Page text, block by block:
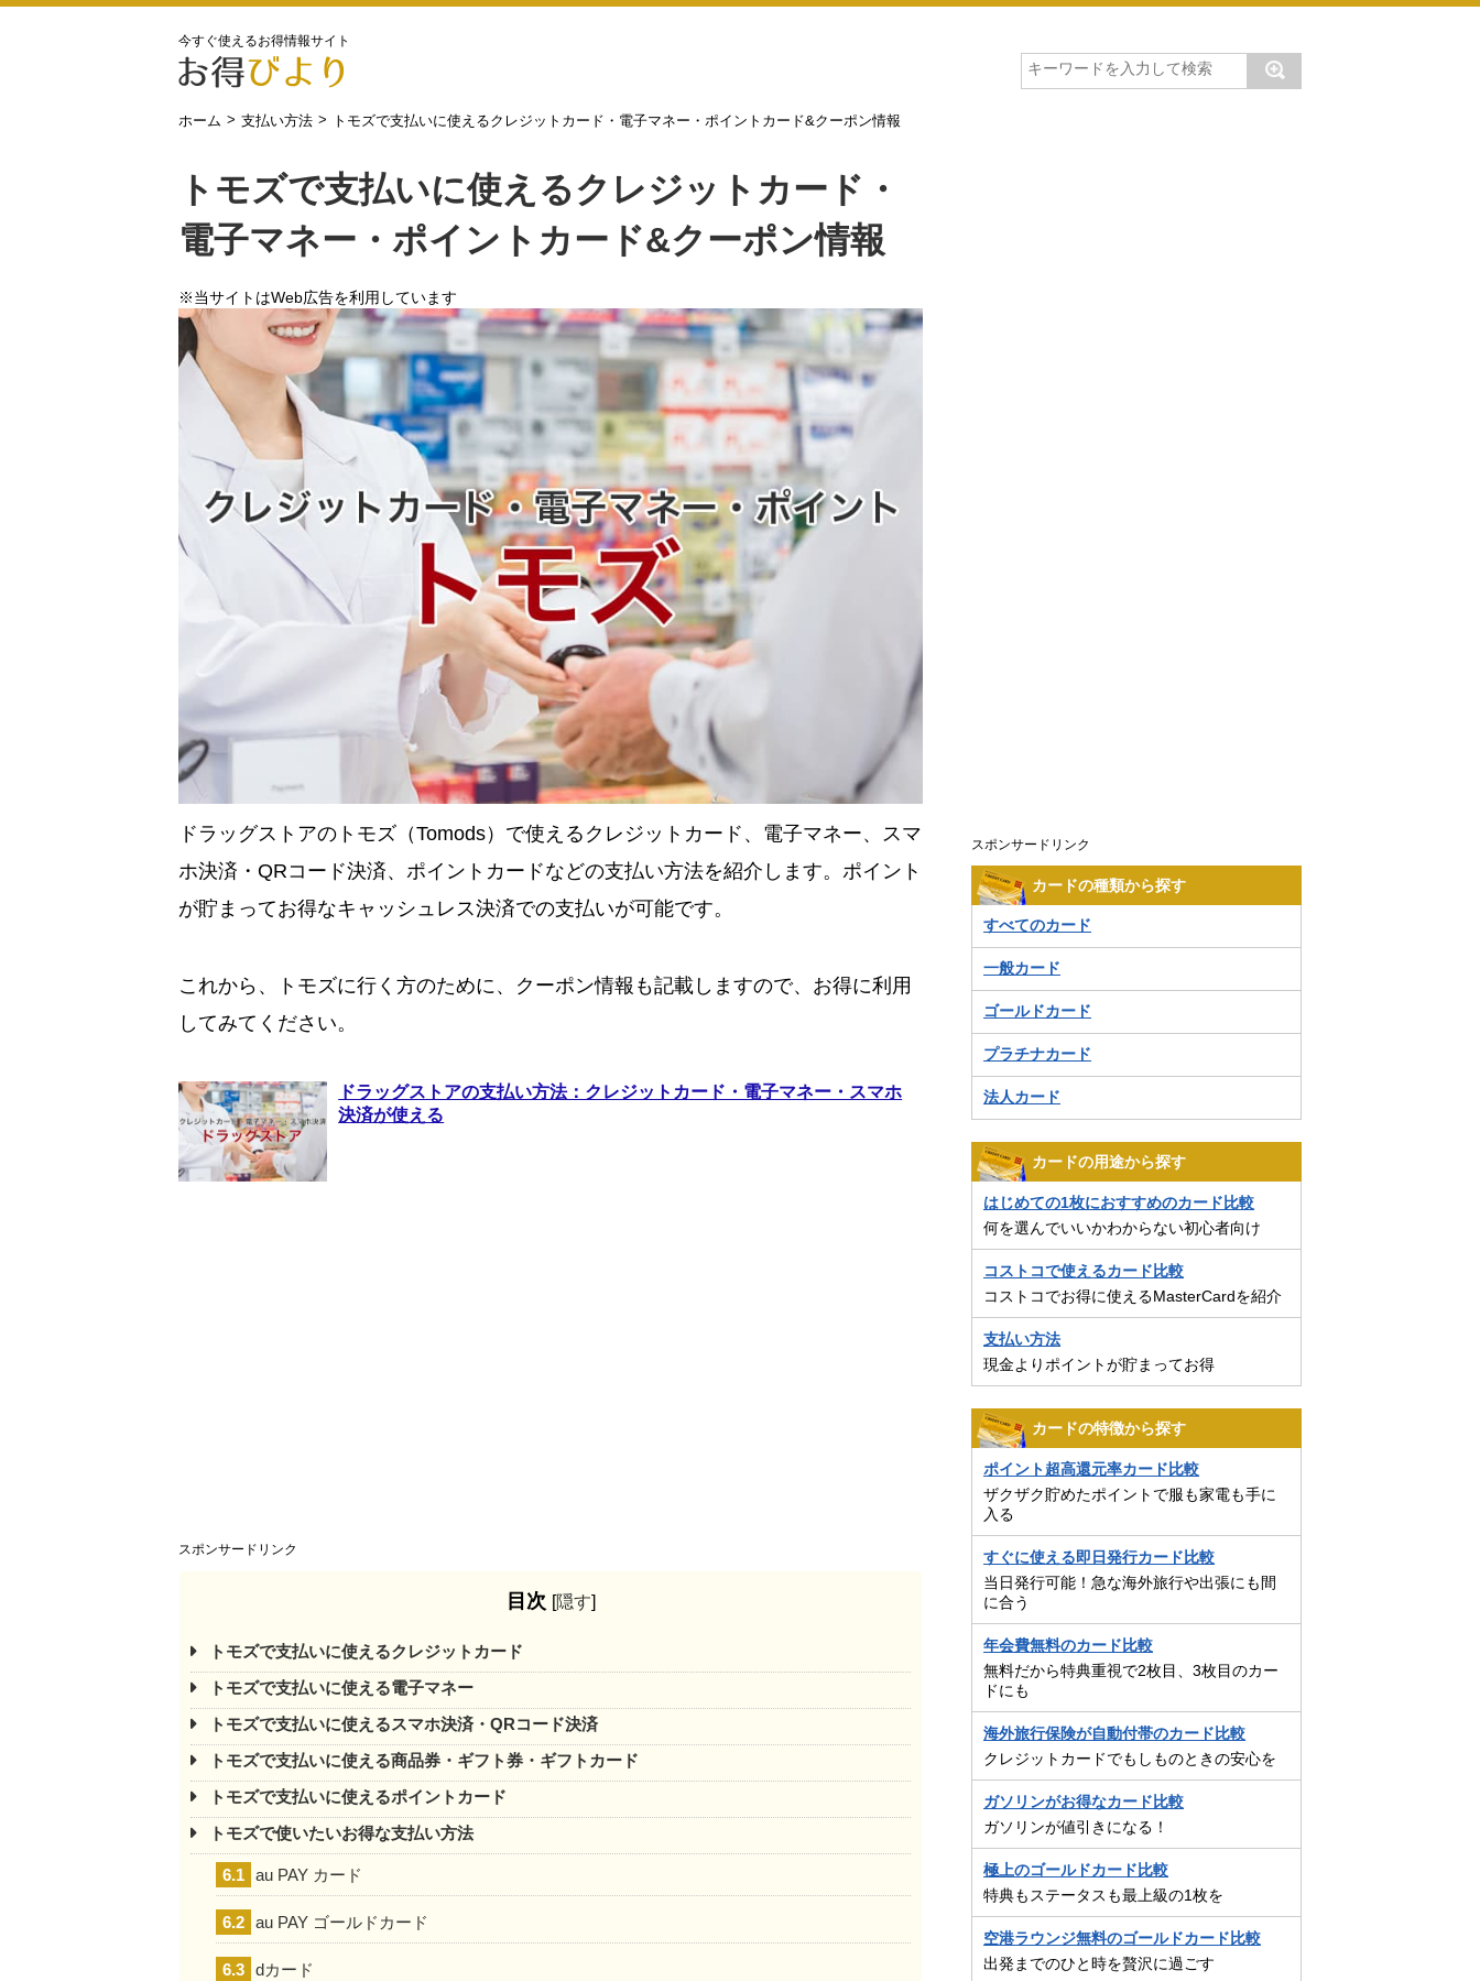
今すぐ使えるお得情報サイト
ホーム > 支払い方法 > トモズで支払いに使えるクレジットカード・電子マネー・ポイントカード&クーポン情報
トモズで支払いに使えるクレジットカード・
電子マネー・ポイントカード&クーポン情報
※当サイトはWeb広告を利用しています
ドラッグストアのトモズ（Tomods）で使えるクレジットカード、電子マネー、スマ
ホ決済・QRコード決済、ポイントカードなどの支払い方法を紹介します。ポイント
が貯まってお得なキャッシュレス決済での支払いが可能です。
これから、トモズに行く方のために、クーポン情報も記載しますので、お得に利用
してみてください。
ドラッグストアの支払い方法：クレジットカード・電子マネー・スマホ
決済が使える
スポンサードリンク
目次 [隠す]
トモズで支払いに使えるクレジットカード
トモズで支払いに使える電子マネー
トモズで支払いに使えるスマホ決済・QRコード決済
トモズで支払いに使える商品券・ギフト券・ギフトカード
トモズで支払いに使えるポイントカード
トモズで使いたいお得な支払い方法
6.1 au PAY カード
6.2 au PAY ゴールドカード
6.3 dカード
スポンサードリンク
カードの種類から探す
すべてのカード
一般カード
ゴールドカード
プラチナカード
法人カード
カードの用途から探す
はじめての1枚におすすめのカード比較
何を選んでいいかわからない初心者向け
コストコで使えるカード比較
コストコでお得に使えるMasterCardを紹介
支払い方法
現金よりポイントが貯まってお得
カードの特徴から探す
ポイント超高還元率カード比較
ザクザク貯めたポイントで服も家電も手に
入る
すぐに使える即日発行カード比較
当日発行可能！急な海外旅行や出張にも間
に合う
年会費無料のカード比較
無料だから特典重視で2枚目、3枚目のカー
ドにも
海外旅行保険が自動付帯のカード比較
クレジットカードでもしものときの安心を
ガソリンがお得なカード比較
ガソリンが値引きになる！
極上のゴールドカード比較
特典もステータスも最上級の1枚を
空港ラウンジ無料のゴールドカード比較
出発までのひと時を贅沢に過ごす